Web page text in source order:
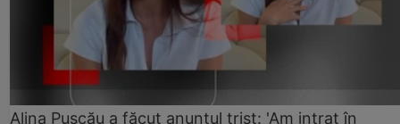
Alina Pușcău a făcut anunțul trist: 'Am intrat în